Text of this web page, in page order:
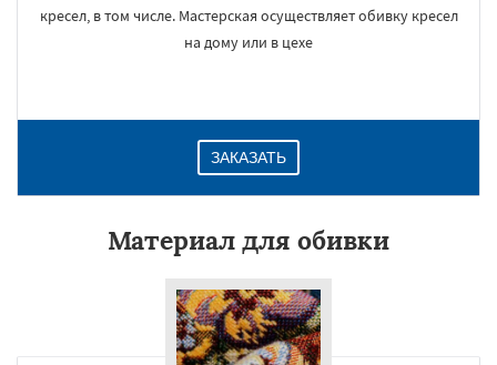
кресел, в том числе. Мастерская осуществляет обивку кресел
на дому или в цехе
ЗАКАЗАТЬ
Материал для обивки